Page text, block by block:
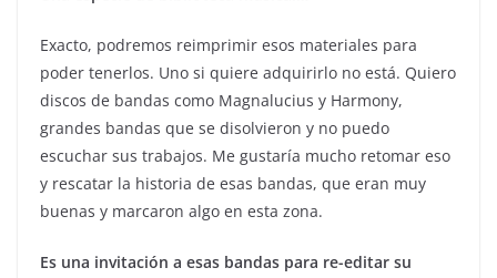
Exacto, podremos reimprimir esos materiales para
poder tenerlos. Uno si quiere adquirirlo no está. Quiero
discos de bandas como Magnalucius y Harmony,
grandes bandas que se disolvieron y no puedo
escuchar sus trabajos. Me gustaría mucho retomar eso
y rescatar la historia de esas bandas, que eran muy
buenas y marcaron algo en esta zona.
Es una invitación a esas bandas para re-editar su